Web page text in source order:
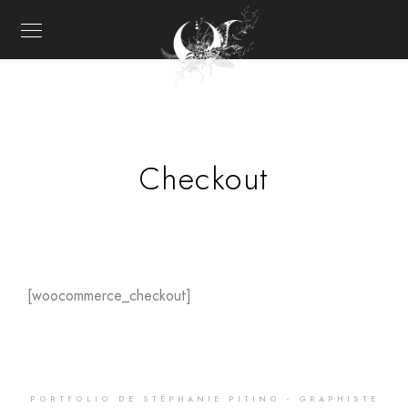
Checkout
[woocommerce_checkout]
PORTFOLIO DE STÉPHANIE PITINO - GRAPHISTE